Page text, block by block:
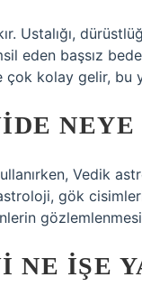
Ustalığı,
eden başsız
kolay gelir, bu
Vedik
gök
NE IŞE